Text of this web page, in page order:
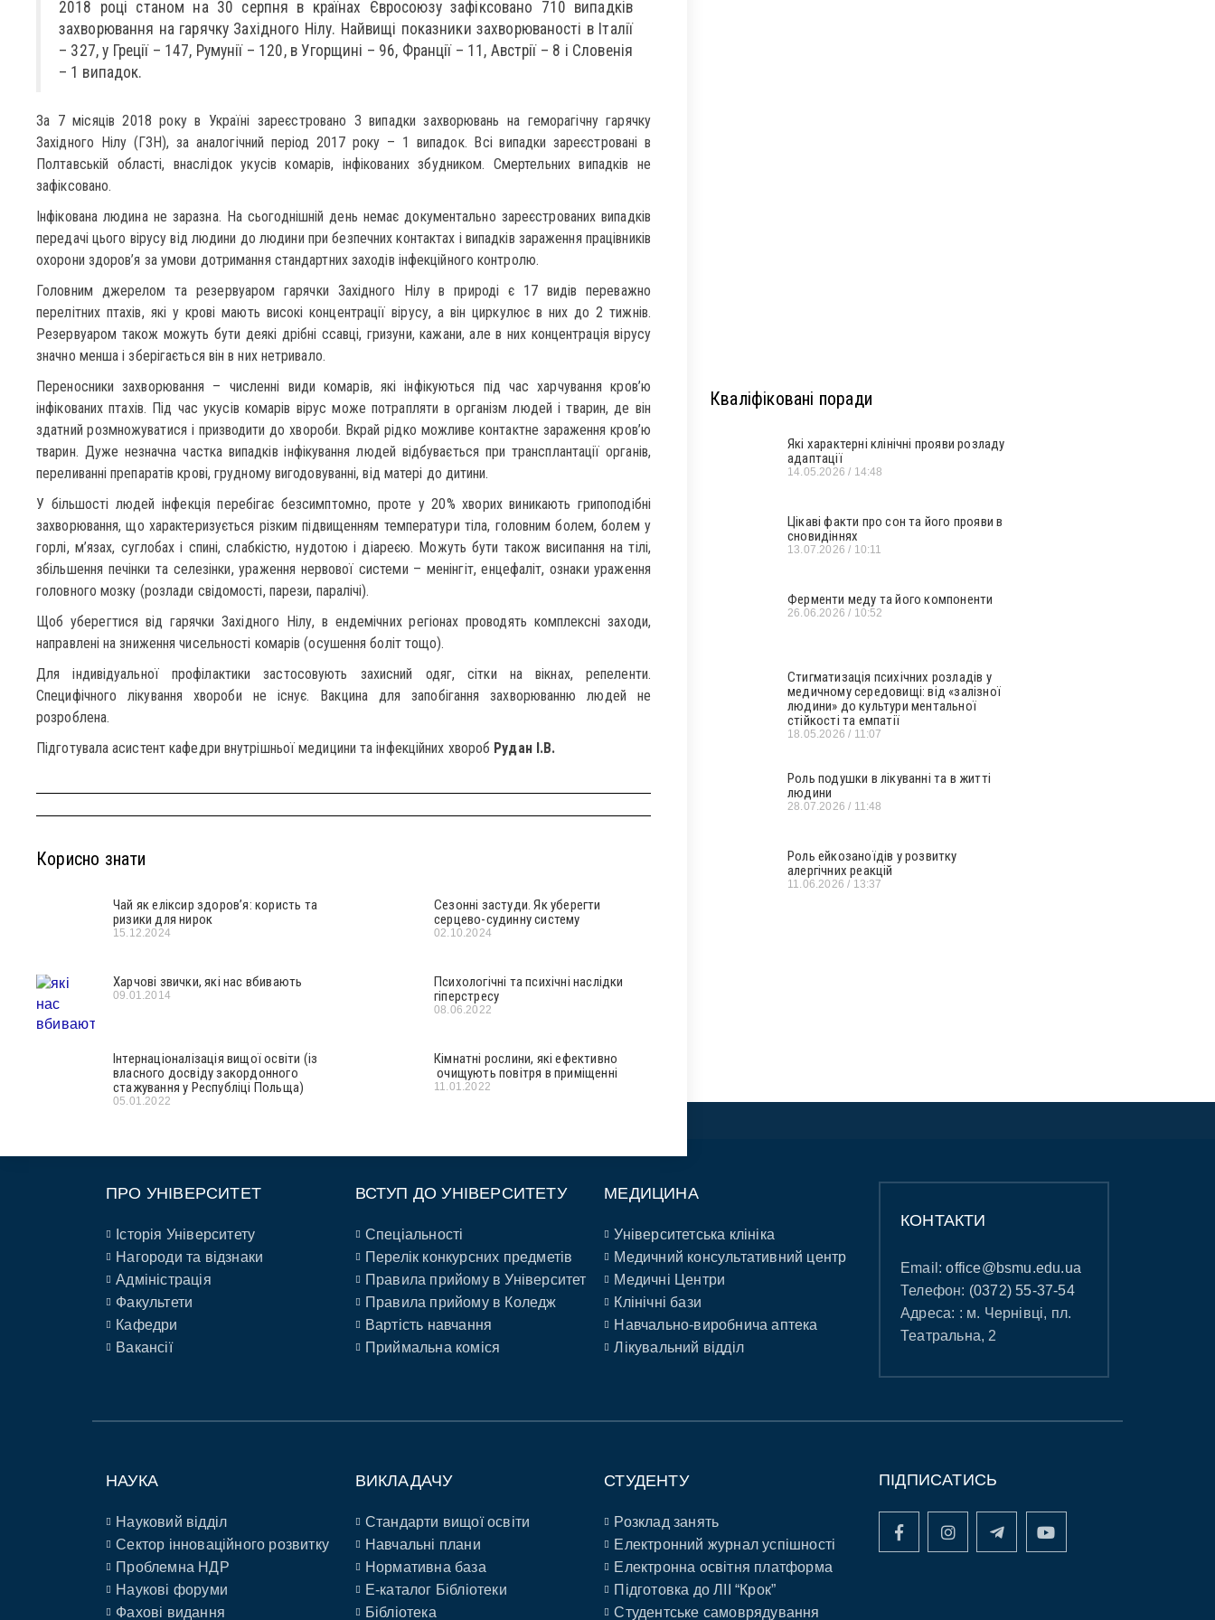
2018 році станом на 30 серпня в країнах Євросоюзу зафіксовано 710 випадків
захворювання на гарячку Західного Нілу. Найвищі показники захворюваності в Італії
– 327, у Греції – 147, Румунії – 120, в Угорщині – 96, Франції – 11, Австрії – 8 і Словенія
– 1 випадок.
За 7 місяців 2018 року в Україні зареєстровано 3 випадки захворювань на геморагічну гарячку
Західного Нілу (ГЗН), за аналогічний період 2017 року – 1 випадок. Всі випадки зареєстровані в
Полтавській області, внаслідок укусів комарів, інфікованих збудником. Смертельних випадків не
зафіксовано.
Інфікована людина не заразна. На сьогоднішній день немає документально зареєстрованих випадків
передачі цього вірусу від людини до людини при безпечних контактах і випадків зараження працівників
охорони здоров’я за умови дотримання стандартних заходів інфекційного контролю.
Головним джерелом та резервуаром гарячки Західного Нілу в природі є 17 видів переважно
перелітних птахів, які у крові мають високі концентрації вірусу, а він циркулює в них до 2 тижнів.
Резервуаром також можуть бути деякі дрібні ссавці, гризуни, кажани, але в них концентрація вірусу
значно менша і зберігається він в них нетривало.
Переносники захворювання – численні види комарів, які інфікуються під час харчування кров’ю
інфікованих птахів. Під час укусів комарів вірус може потрапляти в організм людей і тварин, де він
здатний розмножуватися і призводити до хвороби. Вкрай рідко можливе контактне зараження кров’ю
тварин. Дуже незначна частка випадків інфікування людей відбувається при трансплантації органів,
переливанні препаратів крові, грудному вигодовуванні, від матері до дитини.
У більшості людей інфекція перебігає безсимптомно, проте у 20% хворих виникають грипоподібні
захворювання, що характеризується різким підвищенням температури тіла, головним болем, болем у
горлі, м’язах, суглобах і спині, слабкістю, нудотою і діареєю. Можуть бути також висипання на тілі,
збільшення печінки та селезінки, ураження нервової системи – менінгіт, енцефаліт, ознаки ураження
головного мозку (розлади свідомості, парези, паралічі).
Щоб уберегтися від гарячки Західного Нілу, в ендемічних регіонах проводять комплексні заходи,
направлені на зниження чисельності комарів (осушення боліт тощо).
Для індивідуальної профілактики застосовують захисний одяг, сітки на вікнах, репеленти.
Специфічного лікування хвороби не існує. Вакцина для запобігання захворюванню людей не
розроблена.
Підготувала асистент кафедри внутрішньої медицини та інфекційних хвороб Рудан І.В.
Корисно знати
Чай як еліксир здоров’я: користь та
ризики для нирок
15.12.2024
Сезонні застуди. Як уберегти
серцево-судинну систему
02.10.2024
Харчові звички, які нас вбивають
09.01.2014
Психологічні та психічні наслідки
гіперстресу
08.06.2022
Інтернаціоналізація вищої освіти (із
власного досвіду закордонного
стажування у Республіці Польща)
05.01.2022
Кімнатні рослини, які ефективно
очищують повітря в приміщенні
11.01.2022
Кваліфіковані поради
Які характерні клінічні прояви розладу
адаптації
14.05.2026 14:48
Цікаві факти про сон та його прояви в
сновидіннях
13.07.2026 10:11
Ферменти меду та його компоненти
26.06.2026 10:52
Стигматизація психічних розладів у
медичному середовищі: від «залізної
людини» до культури ментальної
стійкості та емпатії
18.05.2026 11:07
Роль подушки в лікуванні та в житті
людини
28.07.2026 11:48
Роль ейкозаноїдів у розвитку
алергічних реакцій
11.06.2026 13:37
ПРО УНІВЕРСИТЕТ
Історія Університету
Нагороди та відзнаки
Адміністрація
Факультети
Кафедри
Вакансії
ВСТУП ДО УНІВЕРСИТЕТУ
Спеціальності
Перелік конкурсних предметів
Правила прийому в Університет
Правила прийому в Коледж
Вартість навчання
Приймальна коміся
МЕДИЦИНА
Університетська клініка
Медичний консультативний центр
Медичні Центри
Клінічні бази
Навчально-виробнича аптека
Лікувальний відділ
КОНТАКТИ
Email:office@bsmu.edu.ua
Телефон: (0372) 55-37-54
Адреса: : м. Чернівці, пл.
Театральна, 2
НАУКА
Науковий відділ
Сектор інноваційного розвитку
Проблемна НДР
Наукові форуми
Фахові видання
ВИКЛАДАЧУ
Стандарти вищої освіти
Навчальні плани
Нормативна база
E-каталог Бібліотеки
Бібліотека
СТУДЕНТУ
Розклад занять
Електронний журнал успішності
Електронна освітня платформа
Підготовка до ЛІІ “Крок”
Студентське самоврядування
ПІДПИСАТИСЬ